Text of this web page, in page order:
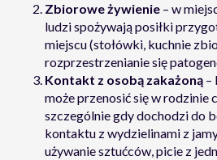
Zbiorowe żywienie – w
ludzi spożywają posiłki
miejscu (stołówki, kuchnie
rozprzestrzenianie się
Kontakt z osobą zakażoną –
może przenosić się w rodzinie
szczególnie gdy dochodzi do
kontaktu z wydzielinami z
używanie sztućców, picie z